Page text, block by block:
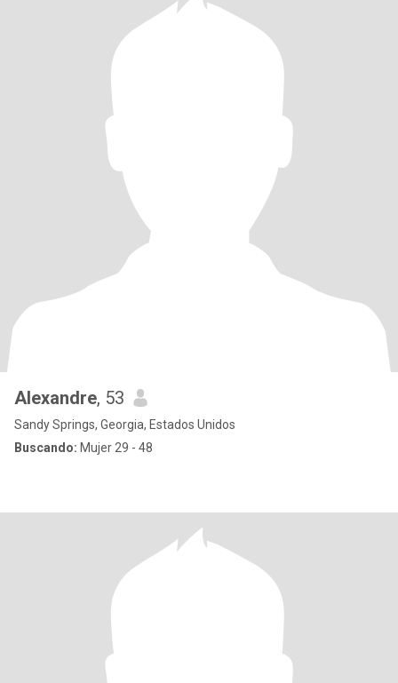
Alexandre, 53
Sandy Springs, Georgia, Estados Unidos
Buscando: Mujer 29 - 48